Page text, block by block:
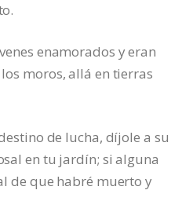
enamorados y eran
moros, allá en tierras
de lucha, díjole a su
en tu jardín; si alguna
de que habré muerto y